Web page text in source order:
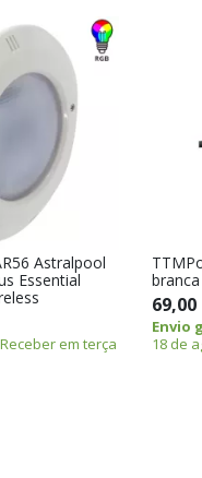
Astralpool
Essential
Receber em terça
69,00
Envio
18 de